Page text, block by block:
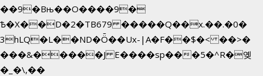
��9�Bњ��O����9�
Ѣ�X��D�2�TB679 �����Q��x.��.�0�
3hLQ�L��ND�Ȫ��Ux-|A�F��$�< ��>�
���&�����J E����sp���5�^R�옞
�_�\,��